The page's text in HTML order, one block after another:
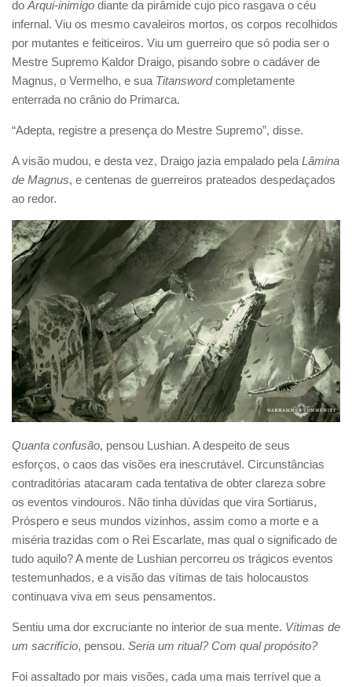
do Arqui-inimigo diante da pirâmide cujo pico rasgava o céu
infernal. Viu os mesmo cavaleiros mortos, os corpos recolhidos
por mutantes e feiticeiros. Viu um guerreiro que só podia ser o
Mestre Supremo Kaldor Draigo, pisando sobre o cadáver de
Magnus, o Vermelho, e sua Titanswordcompletamente
enterrada no crânio do Primarca.
“Adepta, registre a presença do Mestre Supremo”, disse.
A visão mudou, e desta vez, Draigo jazia empalado pela Lâmina
de Magnus, e centenas de guerreiros prateados despedaçados
ao redor.
Quanta confusão, pensou Lushian. A despeito de seus
esforços, o caos das visões era inescrutável. Circunstâncias
contraditórias atacaram cada tentativa de obter clareza sobre
os eventos vindouros. Não tinha dúvidas que vira Sortiarus,
Próspero e seus mundos vizinhos, assim como a morte e a
miséria trazidas com o Rei Escarlate, mas qual o significado de
tudo aquilo? A mente de Lushian percorreu os trágicos eventos
testemunhados, e a visão das vítimas de tais holocaustos
continuava viva em seus pensamentos.
Sentiu uma dor excruciante no interior de sua mente. Vítimas de
um sacrifício, pensou. Seria um ritual? Com qual propósito?
Foi assaltado por mais visões, cada uma mais terrível que a